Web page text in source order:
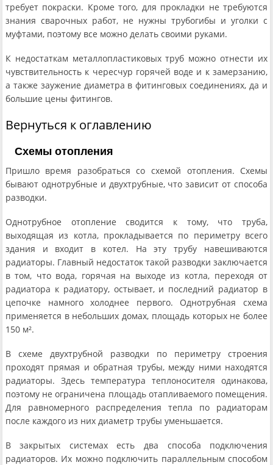
требует покраски. Кроме того, для прокладки не требуются
знания сварочных работ, не нужны трубогибы и уголки с
муфтами, поэтому все можно делать своими руками.
К недостаткам металлопластиковых труб можно отнести их
чувствительность к чересчур горячей воде и к замерзанию,
а также заужение диаметра в фитинговых соединениях, да и
большие цены фитингов.
Вернуться к оглавлению
Схемы отопления
Пришло время разобраться со схемой отопления. Схемы
бывают однотрубные и двухтрубные, что зависит от способа
разводки.
Однотрубное отопление сводится к тому, что труба,
выходящая из котла, прокладывается по периметру всего
здания и входит в котел. На эту трубу навешиваются
радиаторы. Главный недостаток такой разводки заключается
в том, что вода, горячая на выходе из котла, переходя от
радиатора к радиатору, остывает, и последний радиатор в
цепочке намного холоднее первого. Однотрубная схема
применяется в небольших домах, площадь которых не более
150 м².
В схеме двухтрубной разводки по периметру строения
проходят прямая и обратная трубы, между ними находятся
радиаторы. Здесь температура теплоносителя одинакова,
поэтому не ограничена площадь отапливаемого помещения.
Для равномерного распределения тепла по радиаторам
после каждого из них диаметр трубы уменьшается.
В закрытых системах есть два способа подключения
радиаторов. Их можно подключить параллельным способом